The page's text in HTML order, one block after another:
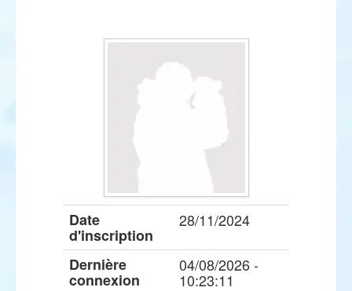
Date
d'inscription
28/11/2024
Dernière
connexion
04/08/2026 -
10:23:11